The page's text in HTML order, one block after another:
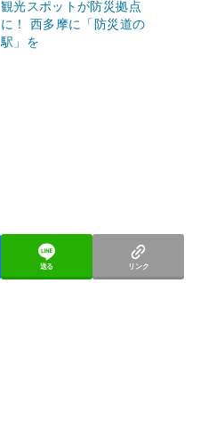
観光スポットが防災拠点
に！ 西多摩に「防災道の
駅」を
送る リンク